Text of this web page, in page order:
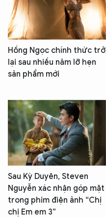
Hồng Ngọc chính thức trở
lại sau nhiều năm lỡ hẹn
sản phẩm mới
Sau Kỳ Duyên, Steven
Nguyễn xác nhận góp mặt
trong phim điện ảnh “Chị
chị Em em 3”